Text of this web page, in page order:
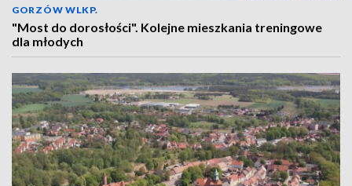
GORZÓW WLKP.
"Most do dorosłości". Kolejne mieszkania treningowe
dla młodych